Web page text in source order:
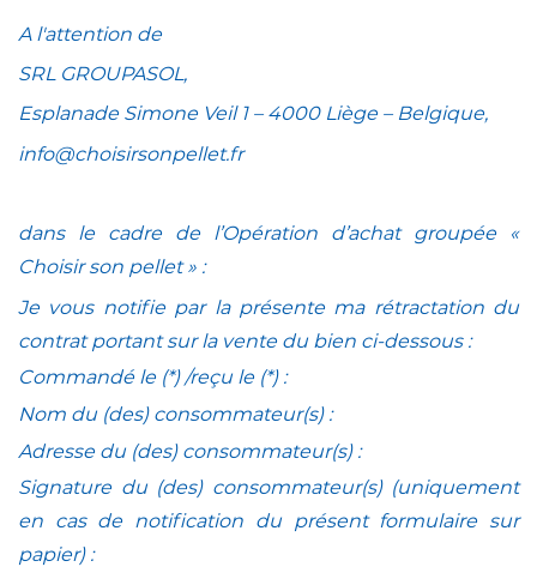
A l'attention de
SRL GROUPASOL,
Esplanade Simone Veil 1 – 4000 Liège – Belgique,
info@choisirsonpellet.fr
dans le cadre de l’Opération d’achat groupée «
Choisir son pellet » :
Je vous notifie par la présente ma rétractation du
contrat portant sur la vente du bien ci-dessous :
Commandé le (*) /reçu le (*) :
Nom du (des) consommateur(s) :
Adresse du (des) consommateur(s) :
Signature du (des) consommateur(s) (uniquement
en cas de notification du présent formulaire sur
papier) :